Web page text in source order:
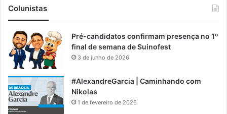
Colunistas
Pré-candidatos confirmam presença no 1º
final de semana de Suinofest
3 de junho de 2026
#AlexandreGarcia | Caminhando com
Nikolas
1 de fevereiro de 2026